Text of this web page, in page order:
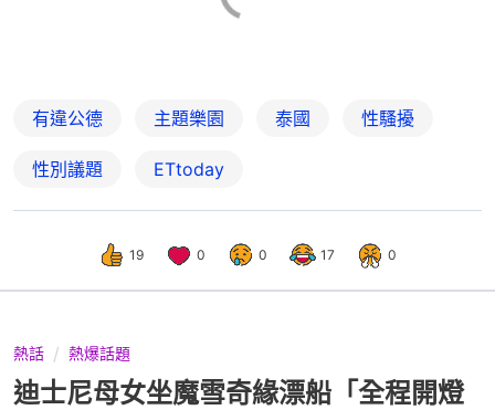
有違公德 主題樂園 泰國 性騷擾
性別議題 ETtoday
19 0 0 17 0
熱話 熱爆話題
迪士尼母女坐魔雪奇緣漂船「全程開燈